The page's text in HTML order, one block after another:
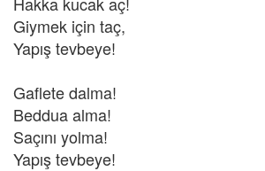
Giymek için taç,
Yapış tevbeye!
Gaflete dalma!
Beddua alma!
Saçını yolma!
Yapış tevbeye!